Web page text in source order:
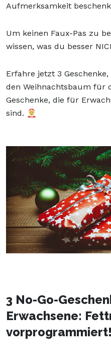
Aufmerksamkeit
Um keinen Faux-Pas zu
wissen, was du besser
Erfahre jetzt 3
den Weihnachtsbaum für
Geschenke, die für
sind. 🤶
3 No-Go-
Erwachsene:
vorprogrammiert!